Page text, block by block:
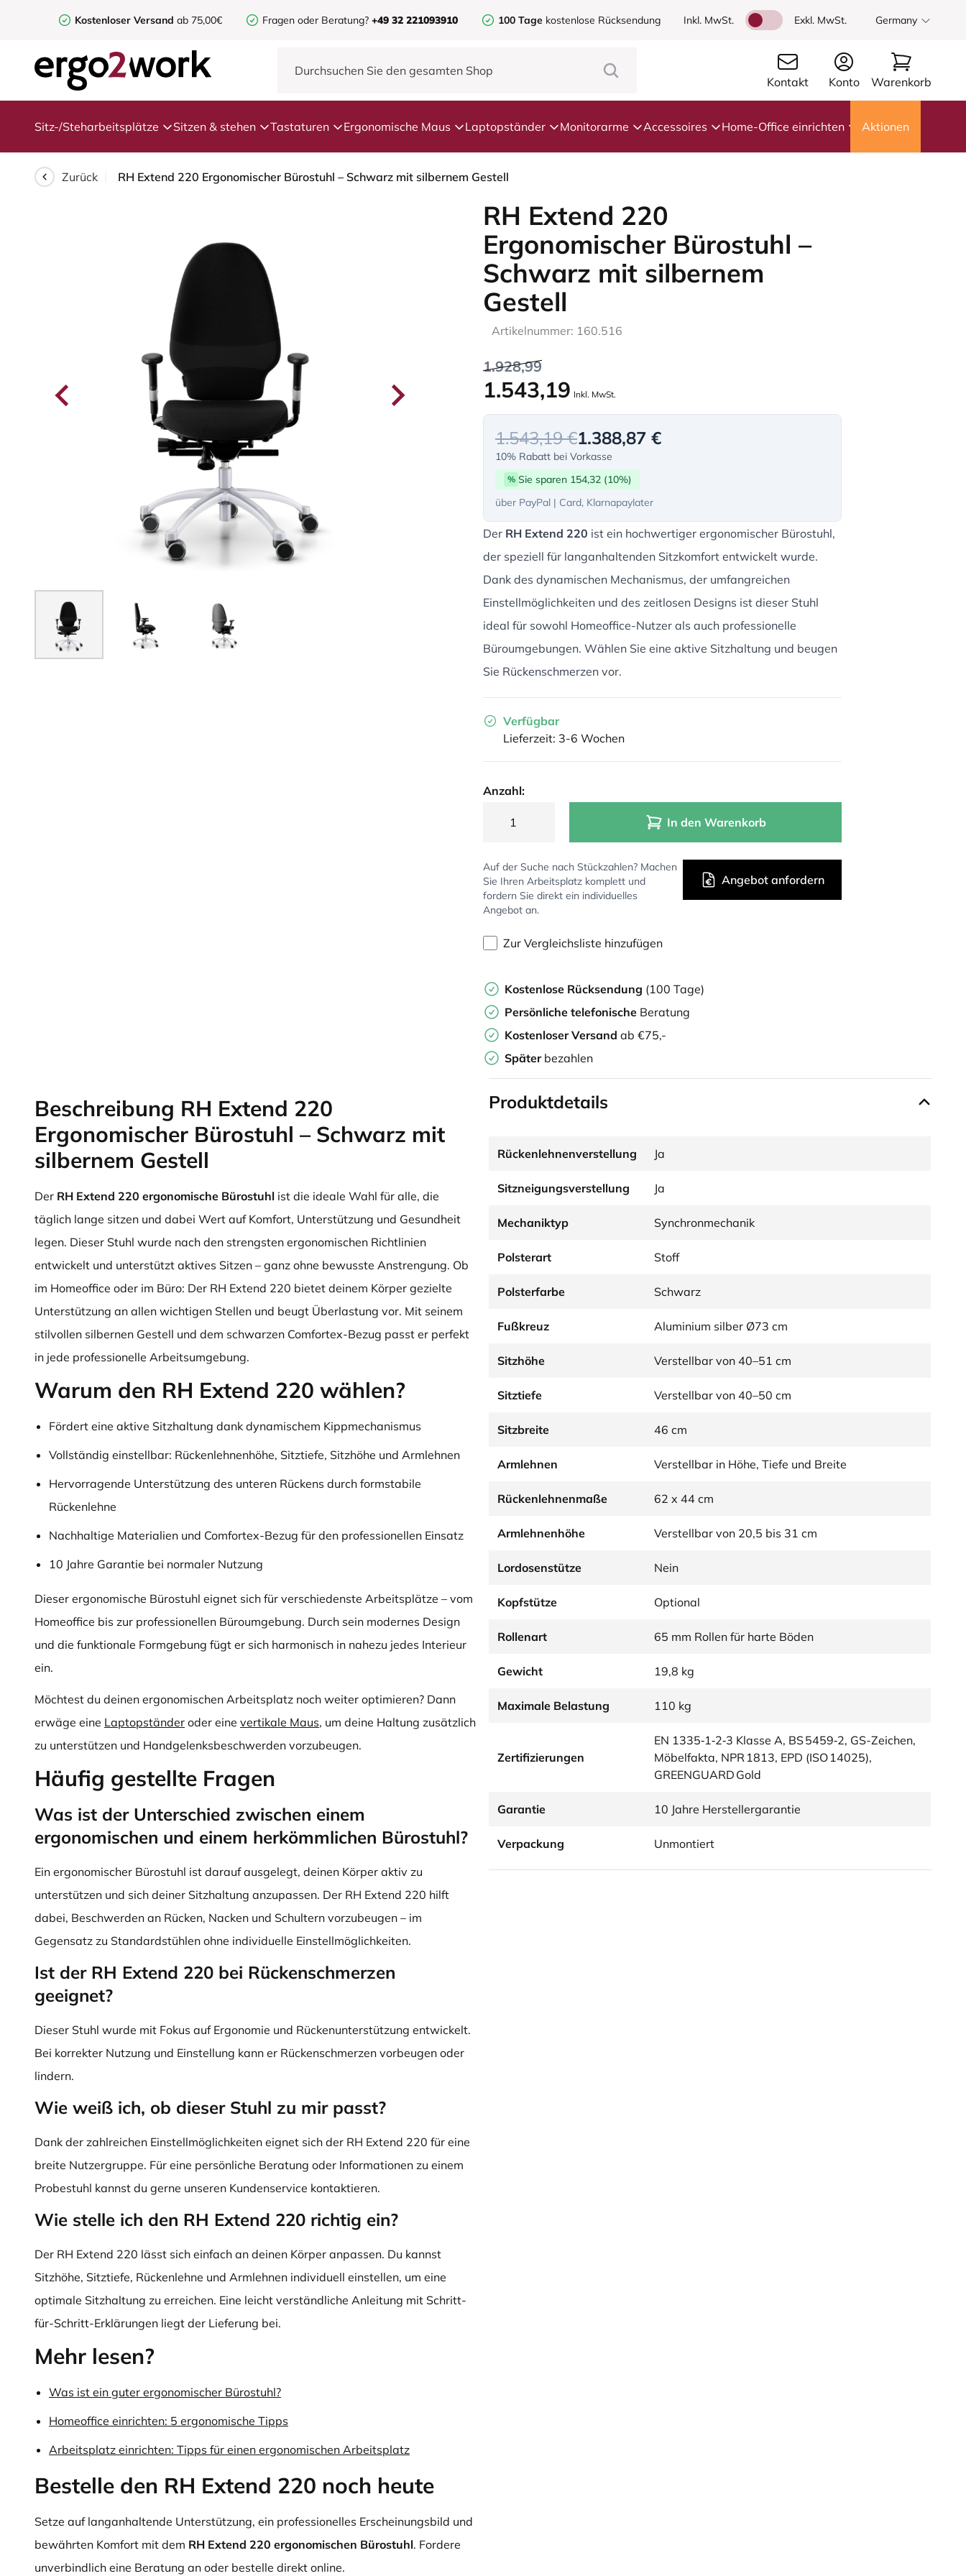
Kostenloser Versand ab 75,00€ Fragen oder Beratung? +49 32 221093910 100 Tage kostenlose Rücksendung Inkl. MwSt. Exkl. MwSt. Germany
Kontakt Konto Warenkorb
Sitz-/Steharbeitsplätze Sitzen & stehen Tastaturen Ergonomische Maus Laptopständer Monitorarme Accessoires Home-Office einrichten Aktionen
Zurück RH Extend 220 Ergonomischer Bürostuhl – Schwarz mit silbernem Gestell
RH Extend 220
Ergonomischer Bürostuhl –
Schwarz mit silbernem
Gestell
Artikelnummer: 160.516
1.928,99
1.543,19 Inkl. MwSt.
1.543,19 €1.388,87 €
10% Rabatt bei Vorkasse
% Sie sparen 154,32 (10%)
über PayPal | Card, Klarnapaylater
Der RH Extend 220 ist ein hochwertiger ergonomischer Bürostuhl,
der speziell für langanhaltenden Sitzkomfort entwickelt wurde.
Dank des dynamischen Mechanismus, der umfangreichen
Einstellmöglichkeiten und des zeitlosen Designs ist dieser Stuhl
ideal für sowohl Homeoffice-Nutzer als auch professionelle
Büroumgebungen. Wählen Sie eine aktive Sitzhaltung und beugen
Sie Rückenschmerzen vor.
Verfügbar
Lieferzeit: 3-6 Wochen
Anzahl:
In den Warenkorb
Auf der Suche nach Stückzahlen? Machen
Sie Ihren Arbeitsplatz komplett und
fordern Sie direkt ein individuelles
Angebot an.
Angebot anfordern
Zur Vergleichsliste hinzufügen
Kostenlose Rücksendung (100 Tage)
Persönliche telefonische Beratung
Kostenloser Versand ab €75,-
Später bezahlen
Beschreibung RH Extend 220
Ergonomischer Bürostuhl – Schwarz mit
silbernem Gestell
Der RH Extend 220 ergonomische Bürostuhl ist die ideale Wahl für alle, die
täglich lange sitzen und dabei Wert auf Komfort, Unterstützung und Gesundheit
legen. Dieser Stuhl wurde nach den strengsten ergonomischen Richtlinien
entwickelt und unterstützt aktives Sitzen – ganz ohne bewusste Anstrengung. Ob
im Homeoffice oder im Büro: Der RH Extend 220 bietet deinem Körper gezielte
Unterstützung an allen wichtigen Stellen und beugt Überlastung vor. Mit seinem
stilvollen silbernen Gestell und dem schwarzen Comfortex-Bezug passt er perfekt
in jede professionelle Arbeitsumgebung.
Warum den RH Extend 220 wählen?
Fördert eine aktive Sitzhaltung dank dynamischem Kippmechanismus
Vollständig einstellbar: Rückenlehnenhöhe, Sitztiefe, Sitzhöhe und Armlehnen
Hervorragende Unterstützung des unteren Rückens durch formstabile
Rückenlehne
Nachhaltige Materialien und Comfortex-Bezug für den professionellen Einsatz
10 Jahre Garantie bei normaler Nutzung
Dieser ergonomische Bürostuhl eignet sich für verschiedenste Arbeitsplätze – vom
Homeoffice bis zur professionellen Büroumgebung. Durch sein modernes Design
und die funktionale Formgebung fügt er sich harmonisch in nahezu jedes Interieur
ein.
Möchtest du deinen ergonomischen Arbeitsplatz noch weiter optimieren? Dann
erwäge eine Laptopständer oder eine vertikale Maus, um deine Haltung zusätzlich
zu unterstützen und Handgelenksbeschwerden vorzubeugen.
Häufig gestellte Fragen
Was ist der Unterschied zwischen einem
ergonomischen und einem herkömmlichen Bürostuhl?
Ein ergonomischer Bürostuhl ist darauf ausgelegt, deinen Körper aktiv zu
unterstützen und sich deiner Sitzhaltung anzupassen. Der RH Extend 220 hilft
dabei, Beschwerden an Rücken, Nacken und Schultern vorzubeugen – im
Gegensatz zu Standardstühlen ohne individuelle Einstellmöglichkeiten.
Ist der RH Extend 220 bei Rückenschmerzen
geeignet?
Dieser Stuhl wurde mit Fokus auf Ergonomie und Rückenunterstützung entwickelt.
Bei korrekter Nutzung und Einstellung kann er Rückenschmerzen vorbeugen oder
lindern.
Wie weiß ich, ob dieser Stuhl zu mir passt?
Dank der zahlreichen Einstellmöglichkeiten eignet sich der RH Extend 220 für eine
breite Nutzergruppe. Für eine persönliche Beratung oder Informationen zu einem
Probestuhl kannst du gerne unseren Kundenservice kontaktieren.
Wie stelle ich den RH Extend 220 richtig ein?
Der RH Extend 220 lässt sich einfach an deinen Körper anpassen. Du kannst
Sitzhöhe, Sitztiefe, Rückenlehne und Armlehnen individuell einstellen, um eine
optimale Sitzhaltung zu erreichen. Eine leicht verständliche Anleitung mit Schritt-
für-Schritt-Erklärungen liegt der Lieferung bei.
Mehr lesen?
Was ist ein guter ergonomischer Bürostuhl?
Homeoffice einrichten: 5 ergonomische Tipps
Arbeitsplatz einrichten: Tipps für einen ergonomischen Arbeitsplatz
Bestelle den RH Extend 220 noch heute
Setze auf langanhaltende Unterstützung, ein professionelles Erscheinungsbild und
bewährten Komfort mit dem RH Extend 220 ergonomischen Bürostuhl. Fordere
unverbindlich eine Beratung an oder bestelle direkt online.
Produktdetails
Rückenlehnenverstellung Ja
Sitzneigungsverstellung Ja
Mechaniktyp Synchronmechanik
Polsterart Stoff
Polsterfarbe Schwarz
Fußkreuz Aluminium silber Ø73 cm
Sitzhöhe Verstellbar von 40–51 cm
Sitztiefe Verstellbar von 40–50 cm
Sitzbreite 46 cm
Armlehnen Verstellbar in Höhe, Tiefe und Breite
Rückenlehnenmaße 62 x 44 cm
Armlehnenhöhe Verstellbar von 20,5 bis 31 cm
Lordosenstütze Nein
Kopfstütze Optional
Rollenart 65 mm Rollen für harte Böden
Gewicht 19,8 kg
Maximale Belastung 110 kg
Zertifizierungen
EN 1335‑1‑2‑3 Klasse A, BS 5459‑2, GS-Zeichen,
Möbelfakta, NPR 1813, EPD (ISO 14025),
GREENGUARD Gold
Garantie 10 Jahre Herstellergarantie
Verpackung Unmontiert